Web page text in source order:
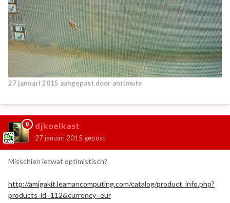
27 januari 2015 aangepast door antimute
djkoelkast
27 januari 2015 gepost
Misschien ietwat optimistisch?
http://amigakit.leamancomputing.com/catalog/product_info.php?
products_id=112&currency=eur